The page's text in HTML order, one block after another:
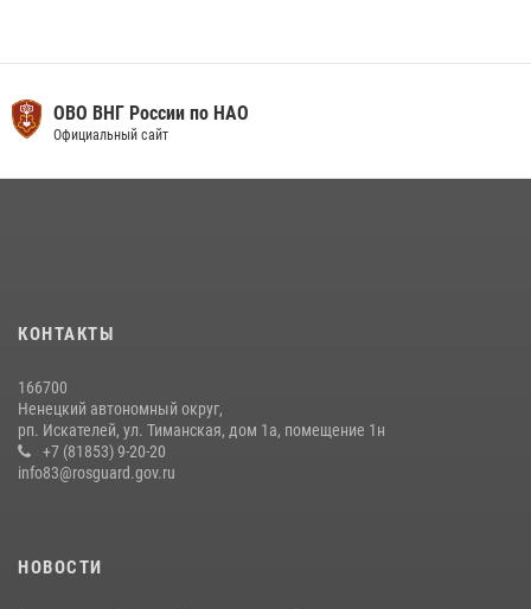
ОВО ВНГ России по НАО
Официальный сайт
КОНТАКТЫ
166700
Ненецкий автономный округ,
рп. Искателей, ул. Тиманская, дом 1а, помещение 1н
+7 (81853) 9-20-20
info83@rosguard.gov.ru
НОВОСТИ